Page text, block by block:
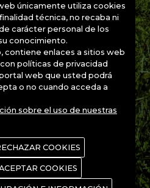
ESPECIES
POLÍTICA DE COOKIES
únicamente utiliza cookies
técnica, no recaba ni
carácter personal de los
conocimiento.
contiene enlaces a sitios web
políticas de privacidad
web que usted podrá
o no cuando acceda a
sobre el uso de nuestras
COOKIES
COOKIES